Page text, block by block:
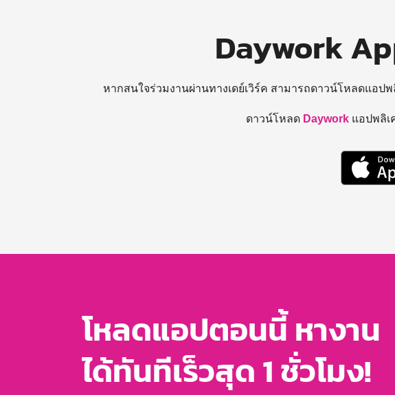
Daywork
หากสนใจร่วมงานผ่านทางเดย์เวิร์ค สามารถดาวน์โหลดแอป
ดาวน์โหลด Daywork แอปพลิเ
โหลดแอปตอนนี้ หางาน
ได้ทันทีเร็วสุด 1 ชั่วโมง!